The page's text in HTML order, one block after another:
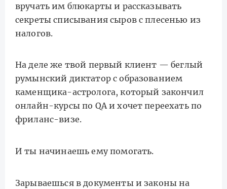
вручать им блюкарты и рассказывать
секреты списывания сыров с плесенью из
налогов.
На деле же твой первый клиент — беглый
румынский диктатор с образованием
каменщика-астролога, который закончил
онлайн-курсы по QA и хочет переехать по
фриланс-визе.
И ты начинаешь ему помогать.
Зарываешься в документы и законы на